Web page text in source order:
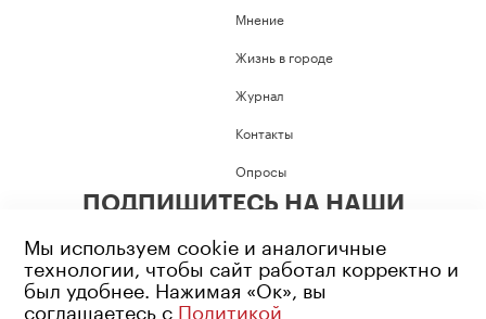
Мнение
Жизнь в городе
Журнал
Контакты
Опросы
ПОДПИШИТЕСЬ НА НАШИ
Мы используем cookie и аналогичные
технологии, чтобы сайт работал корректно и
был удобнее. Нажимая «Ок», вы
соглашаетесь с Политикой